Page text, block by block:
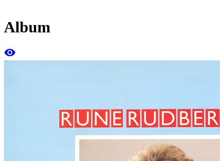
Album
remove_red_eye